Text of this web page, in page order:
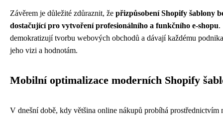
Závěrem je důležité zdůraznit, že přizpůsobení Shopify šablony
dostačující pro vytvoření profesionálního a funkčního e-shopu.
demokratizují tvorbu webových obchodů a dávají každému
jeho vizi a hodnotám.
Mobilní optimalizace moderních Shopify
V dnešní době, kdy většina online nákupů probíhá